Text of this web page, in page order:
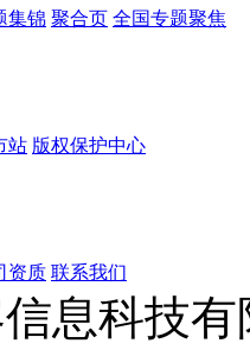
集锦 聚合页 全国专题聚焦
站 版权保护中心
资质 联系我们
息科技